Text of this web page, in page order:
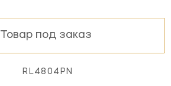
Товар под заказ
RL4804PN